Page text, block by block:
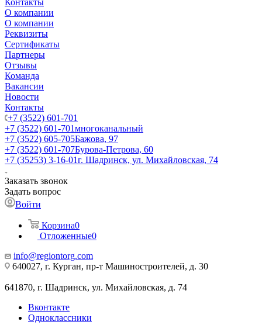
Контакты
О компании
О компании
Реквизиты
Сертификаты
Партнеры
Отзывы
Команда
Вакансии
Новости
Контакты
+7 (3522) 601-701
+7 (3522) 601-701многоканальный
+7 (3522) 605-705Бажова, 97
+7 (3522) 601-707Бурова-Петрова, 60
+7 (35253) 3-16-01г. Шадринск, ул. Михайловская, 74
Заказать звонок
Задать вопрос
Войти
Корзина0
Отложенные0
info@regiontorg.com
640027, г. Курган, пр-т Машиностроителей, д. 30
641870, г. Шадринск, ул. Михайловская, д. 74
Вконтакте
Одноклассники